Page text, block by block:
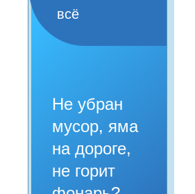
всё
Не убран
мусор, яма
на дороге,
не горит